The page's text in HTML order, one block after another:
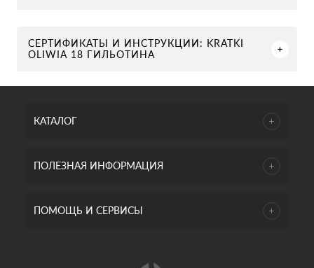
СЕРТИФИКАТЫ И ИНСТРУКЦИИ: KRATKI
OLIWIA 18 ГИЛЬОТИНА
КАТАЛОГ
ПОЛЕЗНАЯ ИНФОРМАЦИЯ
ПОМОЩЬ И СЕРВИСЫ